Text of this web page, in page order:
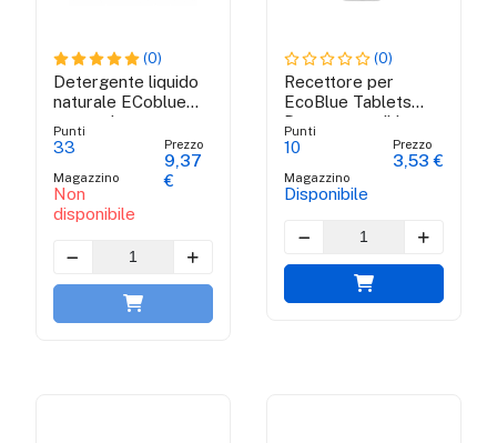
(0)
Detergente liquido
naturale ECoblue
per vasi
Punti
33
Magazzino
Non
disponibile
Prezzo
9,37
€
(0)
Recettore per
EcoBlue Tablets
Detgent per il bagno
di pulizia
Punti
10
Magazzino
Disponibile
Prezzo
3,53 €